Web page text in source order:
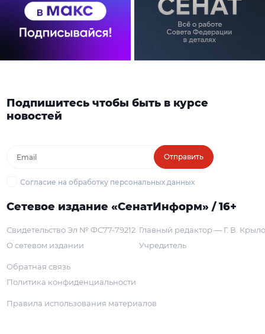
Подпишитесь чтобы быть в курсе
новостей
Отправить
Согласие на обработку персональных данных
Сетевое издание «СенатИнформ» / 16+
Свидетельство Эл № ФС77-79212
О сетевом издании
Главный редактор — Г. В.
Учредитель
Обратная связь
Политика конфиденциальности
Правила использования материалов